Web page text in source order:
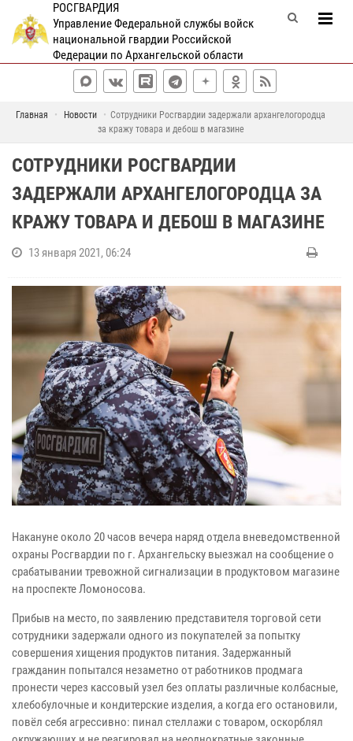
РОСГВАРДИЯ
Управление Федеральной службы войск
национальной гвардии Российской
Федерации по Архангельской области
Главная Новости
Сотрудники Росгвардии задержали архангелогородца
за кражу товара и дебош в магазине
СОТРУДНИКИ РОСГВАРДИИ
ЗАДЕРЖАЛИ АРХАНГЕЛОГОРОДЦА ЗА
КРАЖУ ТОВАРА И ДЕБОШ В МАГАЗИНЕ
13 января 2021, 06:24
Накануне около 20 часов вечера наряд отдела вневедомственной
охраны Росгвардии по г. Архангельску выезжал на сообщение о
срабатывании тревожной сигнализации в продуктовом магазине
на проспекте Ломоносова.
Прибыв на место, по заявлению представителя торговой сети
сотрудники задержали одного из покупателей за попытку
совершения хищения продуктов питания. Задержанный
гражданин попытался незаметно от работников продмага
пронести через кассовый узел без оплаты различные колбасные,
хлебобулочные и кондитерские изделия, а когда его остановили,
повёл себя агрессивно: пинал стеллажи с товаром, оскорблял